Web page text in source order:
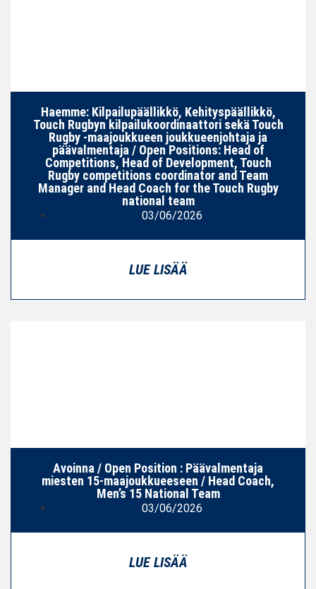
Haemme: Kilpailupäällikkö, Kehityspäällikkö,
Touch Rugbyn kilpailukoordinaattori sekä Touch
Rugby -maajoukkueen joukkueenjohtaja ja
päävalmentaja / Open Positions: Head of
Competitions, Head of Development, Touch
Rugby competitions coordinator and Team
Manager and Head Coach for the Touch Rugby
national team
03/06/2026
LUE LISÄÄ
Avoinna / Open Position : Päävalmentaja
miesten 15‑maajoukkueeseen / Head Coach,
Men’s 15 National Team
03/06/2026
LUE LISÄÄ